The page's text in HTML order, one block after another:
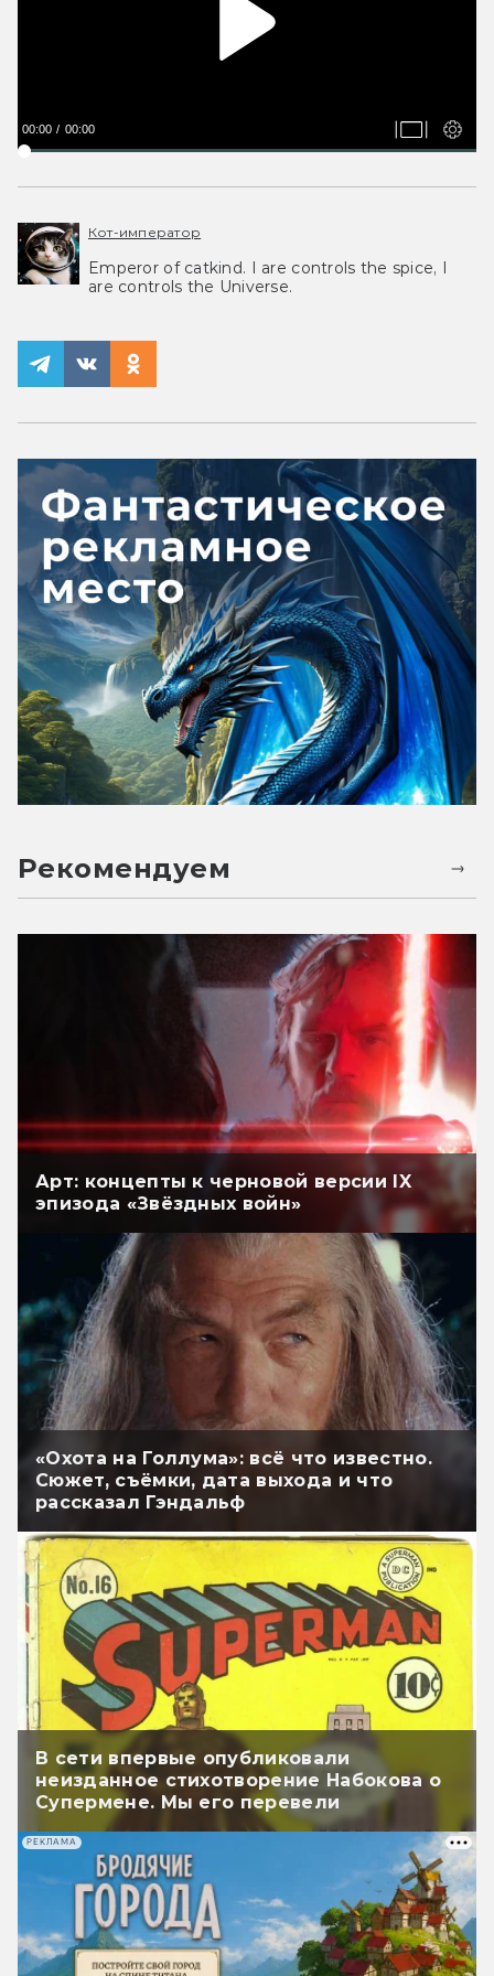
00:00 00:00
Кот-император
Emperor of catkind. I are controls the spice, I
are controls the Universe.
Рекомендуем
Арт: концепты к черновой версии IX
эпизода «Звёздных войн»
«Охота на Голлума»: всё что известно.
Сюжет, съёмки, дата выхода и что
рассказал Гэндальф
В сети впервые опубликовали
неизданное стихотворение Набокова о
Супермене. Мы его перевели
РЕКЛАМА